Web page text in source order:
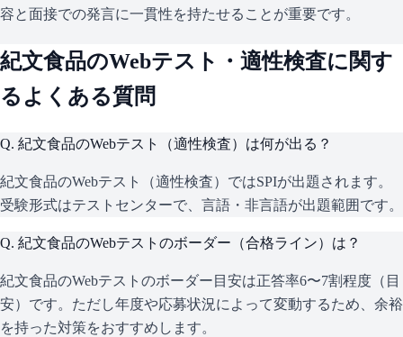
容と面接での発言に一貫性を持たせることが重要です。
紀文食品のWebテスト・適性検査に関す
るよくある質問
Q. 紀文食品のWebテスト（適性検査）は何が出る？
紀文食品のWebテスト（適性検査）ではSPIが出題されます。
受験形式はテストセンターで、言語・非言語が出題範囲です。
Q. 紀文食品のWebテストのボーダー（合格ライン）は？
紀文食品のWebテストのボーダー目安は正答率6〜7割程度（目
安）です。ただし年度や応募状況によって変動するため、余裕
を持った対策をおすすめします。